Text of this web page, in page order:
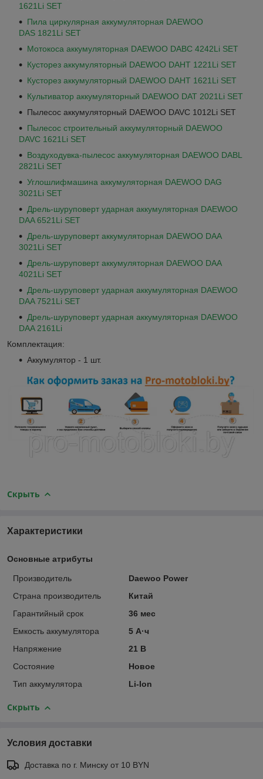
1621Li SET
Пила циркулярная аккумуляторная DAEWOO
DAS 1821Li SET
Мотокоса аккумуляторная DAEWOO DABC 4242Li SET
Кусторез аккумуляторный DAEWOO DAHT 1221Li SET
Кусторез аккумуляторный DAEWOO DAHT 1621Li SET
Культиватор аккумуляторный DAEWOO DAT 2021Li SET
Пылесос аккумуляторный DAEWOO DAVC 1012Li SET
Пылесос строительный аккумуляторный DAEWOO
DAVC 1621Li SET
Воздуходувка-пылесос аккумуляторная DAEWOO DABL
2821Li SET
Углошлифмашина аккумуляторная DAEWOO DAG
3021Li SET
Дрель-шуруповерт ударная аккумуляторная DAEWOO
DAA 6521Li SET
Дрель-шуруповерт аккумуляторная DAEWOO DAA
3021Li SET
Дрель-шуруповерт аккумуляторная DAEWOO DAA
4021Li SET
Дрель-шуруповерт ударная аккумуляторная DAEWOO
DAA 7521Li SET
Дрель-шуруповерт ударная аккумуляторная DAEWOO
DAA 2161Li
Комплектация:
Аккумулятор - 1 шт.
Скрыть
Характеристики
Основные атрибуты
Производитель
Daewoo Power
Страна производитель
Китай
Гарантийный срок
36 мес
Емкость аккумулятора
5 А·ч
Напряжение
21 В
Состояние
Новое
Тип аккумулятора
Li-Ion
Скрыть
Условия доставки
Доставка по г. Минску от 10 BYN